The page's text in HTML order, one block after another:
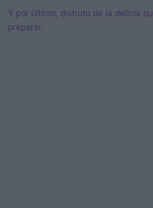
Y por último, disfruta de la delicia
preparar.